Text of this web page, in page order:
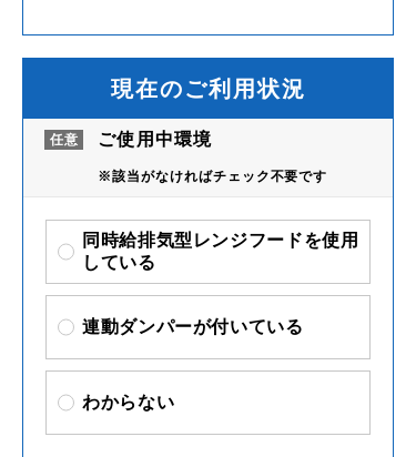
現在のご利用状況
ご使用中環境
※該当がなければチェック不要です
同時給排気型レンジフードを使用
している
連動ダンパーが付いている
わからない